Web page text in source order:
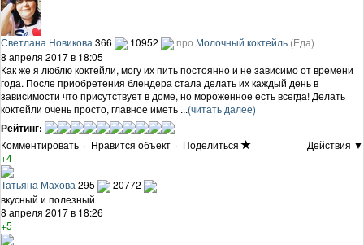
Светлана Новикова 366 10952 про Молочный коктейль (Еда)
8 апреля 2017 в 18:05
Как же я люблю коктейли, могу их пить постоянно и не зависимо от времени
года. После приобретения блендера стала делать их каждый день в
зависимости что присутствует в доме, но мороженное есть всегда! Делать
коктейли очень просто, главное иметь ...(читать далее)
Рейтинг:
Комментировать · Нравится объект · Поделиться
Действия ▼
+4
Татьяна Махова295
20772
вкусный и полезный
8 апреля 2017 в 18:26
+5